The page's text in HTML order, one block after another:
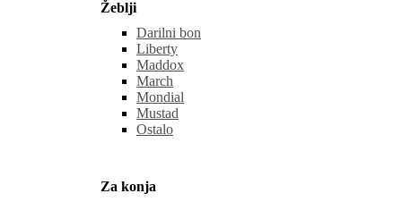
Žeblji
Darilni bon
Liberty
Maddox
March
Mondial
Mustad
Ostalo
Za konja